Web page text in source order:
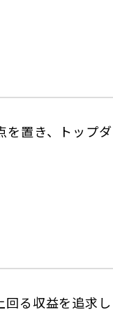
置き、トップ
る収益を追求